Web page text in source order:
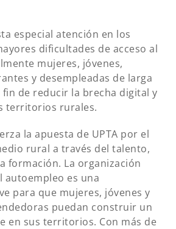
especial atención en los
dificultades de acceso al
mujeres, jóvenes,
y desempleadas de larga
de reducir la brecha digital y
territorios rurales.
la apuesta de UPTA por el
rural a través del talento,
formación. La organización
autoempleo es una
para que mujeres, jóvenes y
puedan construir un
en sus territorios. Con más de